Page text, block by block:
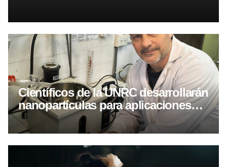
Científicos de la UNRC desarrollarán
nanopartículas para aplicaciones
biomédicas avanzadas